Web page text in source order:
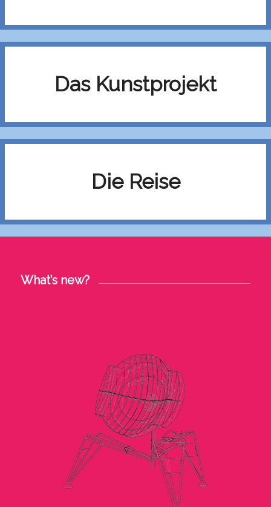
Das Kunstprojekt
Die Reise
What’s new?